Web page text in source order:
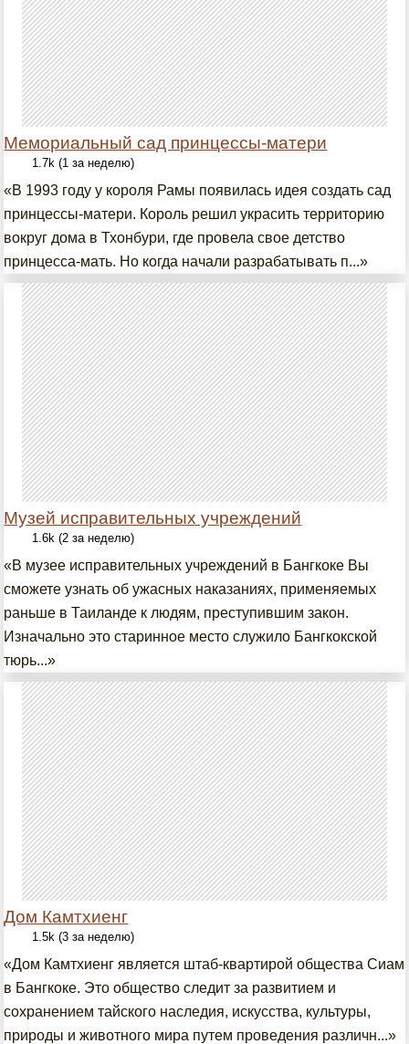
Мемориальный сад принцессы-матери
1.7k (1 за неделю)
«В 1993 году у короля Рамы появилась идея создать сад
принцессы-матери. Король решил украсить территорию
вокруг дома в Тхонбури, где провела свое детство
принцесса-мать. Но когда начали разрабатывать п...»
Музей исправительных учреждений
1.6k (2 за неделю)
«В музее исправительных учреждений в Бангкоке Вы
сможете узнать об ужасных наказаниях, применяемых
раньше в Таиланде к людям, преступившим закон.
Изначально это старинное место служило Бангкокской
тюрь...»
Дом Камтхиенг
1.5k (3 за неделю)
«Дом Камтхиенг является штаб-квартирой общества Сиам
в Бангкоке. Это общество следит за развитием и
сохранением тайского наследия, искусства, культуры,
природы и животного мира путем проведения различн...»